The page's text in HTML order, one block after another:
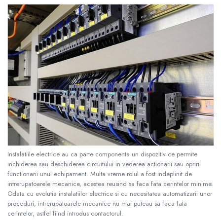
Instalatiile electrice au ca parte componenta un dispozitiv ce permite
inchiderea sau deschiderea circuitului in vederea actionarii sau opririi
functionarii unui echipament. Multa vreme rolul a fost indeplinit de
intrerupatoarele mecanice, acestea reusind sa faca fata cerintelor minime.
Odata cu evolutia instalatiilor electrice si cu necesitatea automatizarii unor
proceduri, intrerupatoarele mecanice nu mai puteau sa faca fata
cerintelor, astfel fiind introdus contactorul.